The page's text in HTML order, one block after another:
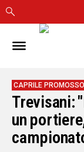
IN
CAGLIARI
SASSARI
NUORO
ORISTANO
SULCIS
CAPRILE PROMOSSO
Trevisani:
un